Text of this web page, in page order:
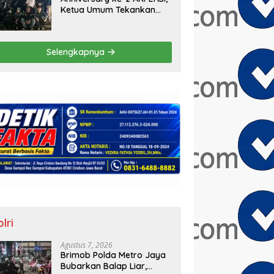
Ketua Umum Tekankan
Konstituen ke Dewan Pers
Selengkapnya
Agustus 7, 2026
Brimob Polda Metro Jaya
Bubarkan Balap Liar,